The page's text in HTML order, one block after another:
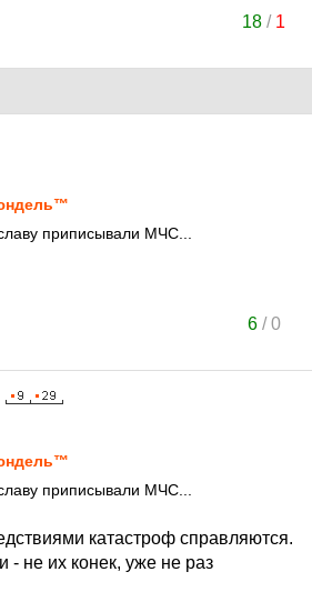
18 / 1
приписывали МЧС...
6/0
приписывали МЧС...
катастроф справляются.
- не их конек, уже не раз